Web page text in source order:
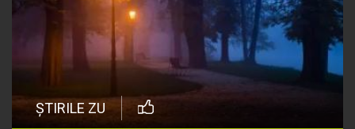
ȘTIRILE ZU